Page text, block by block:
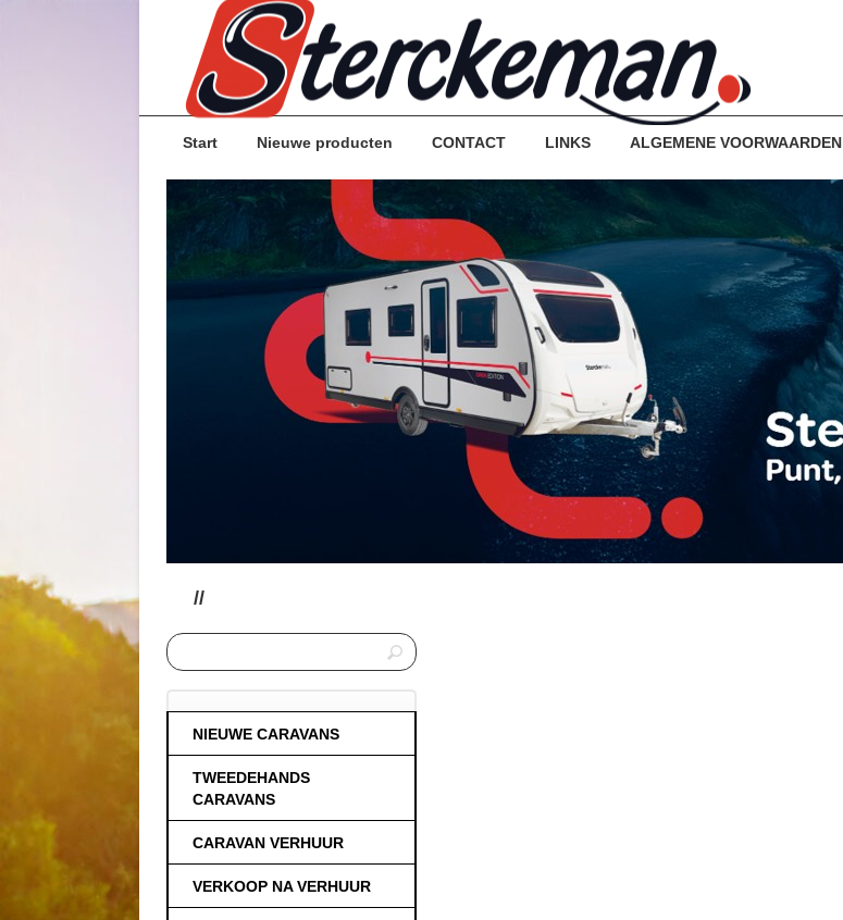
Start Nieuwe producten CONTACT LINKS ALGEMENE VOORWAARDEN
//
NIEUWE CARAVANS
TWEEDEHANDS
CARAVANS
CARAVAN VERHUUR
VERKOOP NA VERHUUR